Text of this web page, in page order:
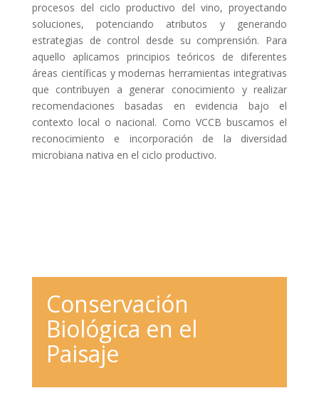
procesos del ciclo productivo del vino, proyectando
soluciones, potenciando atributos y generando
estrategias de control desde su comprensión. Para
aquello aplicamos principios teóricos de diferentes
áreas científicas y modernas herramientas integrativas
que contribuyen a generar conocimiento y realizar
recomendaciones basadas en evidencia bajo el
contexto local o nacional. Como VCCB buscamos el
reconocimiento e incorporación de la diversidad
microbiana nativa en el ciclo productivo.
Conservación
Biológica en el
Paisaje